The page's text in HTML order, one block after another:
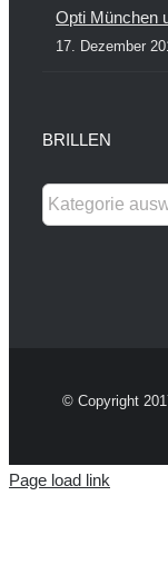
Opti München
17. Dezember
BRILLEN
© Copyright
Page load link